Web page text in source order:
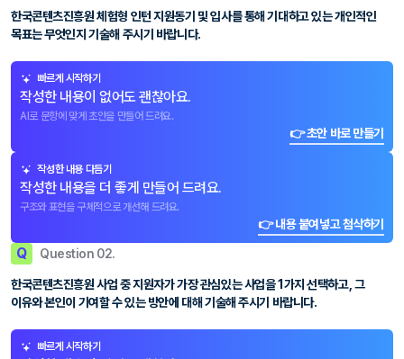
한국콘텐츠진흥원 체험형 인턴 지원동기 및 입사를 통해 기대하고 있는 개인적인
목표는 무엇인지 기술해 주시기 바랍니다.
빠르게 시작하기
작성한 내용이 없어도 괜찮아요.
AI로 문항에 맞게 초안을 만들어 드려요.
👉 초안 바로 만들기
작성한 내용 다듬기
작성한 내용을 더 좋게 만들어 드려요.
구조와 표현을 구체적으로 개선해 드려요.
👉 내용 붙여넣고 첨삭하기
Q Question 02.
한국콘텐츠진흥원 사업 중 지원자가 가장 관심있는 사업을 1가지 선택하고, 그
이유와 본인이 기여할 수 있는 방안에 대해 기술해 주시기 바랍니다.
빠르게 시작하기